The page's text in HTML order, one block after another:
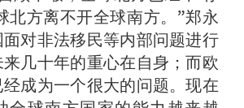
北方离不开全球南方。”郑永
对非法移民等内部问题进行
几十年的重心在自身；而欧
成为一个很大的问题。现在